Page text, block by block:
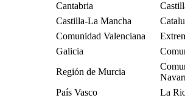
Cantabria
Castilla-La Mancha
Comunidad Valenciana
Galicia
Región de Murcia
País Vasco
La